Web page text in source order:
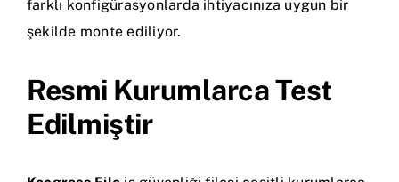
farklı konfigürasyonlarda ihtiyacınıza uygun bir
şekilde monte ediliyor.
Resmi Kurumlarca Test
Edilmiştir